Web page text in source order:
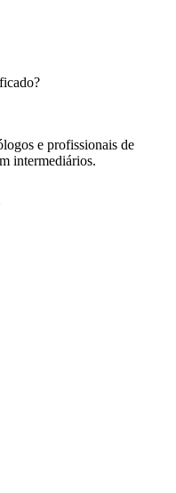
e profissionais de
intermediários.